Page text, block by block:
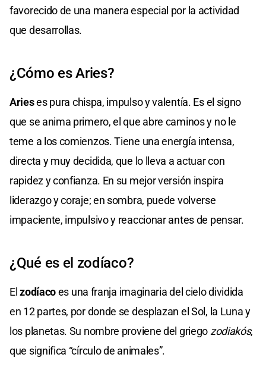
favorecido de una manera especial por la actividad
que desarrollas.
¿Cómo es Aries?
Arieses pura chispa, impulso y valentía. Es el signo
que se anima primero, el que abre caminos y no le
teme a los comienzos. Tiene una energía intensa,
directa y muy decidida, que lo lleva a actuar con
rapidez y confianza. En su mejor versión inspira
liderazgo y coraje; en sombra, puede volverse
impaciente, impulsivo y reaccionar antes de pensar.
¿Qué es el zodíaco?
Elzodíacoes una franja imaginaria del cielo dividida
en 12 partes, por donde se desplazan el Sol, la Luna y
los planetas. Su nombre proviene del griego zodiakós,
que significa “círculo de animales”.